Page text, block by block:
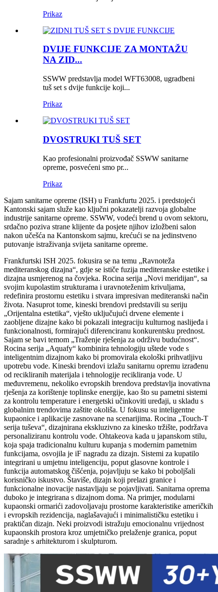
Prikaz
DVIJE FUNKCIJE ZA MONTAŽU
NA ZID...
SSWW predstavlja model WFT63008, ugradbeni
tuš set s dvije funkcije koji...
Prikaz
DVOSTRUKI TUŠ SET
Kao profesionalni proizvođač SSWW sanitarne
opreme, posvećeni smo pr...
Prikaz
Sajam sanitarne opreme (ISH) u Frankfurtu 2025. i predstojeći
Kantonski sajam služe kao ključni pokazatelji razvoja globalne
industrije sanitarne opreme. SSWW, vodeći brend u ovom sektoru,
srdačno poziva strane klijente da posjete njihov izložbeni salon
nakon učešća na Kantonskom sajmu, krećući se na jedinstveno
putovanje istraživanja svijeta sanitarne opreme.
Frankfurtski ISH 2025. fokusira se na temu „Ravnoteža
mediteranskog dizajna“, gdje se ističe fuzija mediteranske estetike i
dizajna usmjerenog na čovjeka. Rocina serija „Novi meridijan“, sa
svojim kupolastim strukturama i uravnoteženim krivuljama,
redefinira prostornu estetiku i stvara impresivan mediteranski način
života. Nasuprot tome, kineski brendovi predstavili su seriju
„Orijentalna estetika“, vješto uključujući drvene elemente i
zaobljene dizajne kako bi pokazali integraciju kulturnog naslijeđa i
funkcionalnosti, formirajući diferenciranu konkurentsku prednost.
Sajam se bavi temom „Traženje rješenja za održivu budućnost“.
Rocina serija „Aquafy“ kombinira tehnologiju uštede vode s
inteligentnim dizajnom kako bi promovirala ekološki prihvatljivu
upotrebu vode. Kineski brendovi izlažu sanitarnu opremu izrađenu
od recikliranih materijala i tehnologije recikliranja vode. U
međuvremenu, nekoliko evropskih brendova predstavlja inovativna
rješenja za korištenje toplinske energije, kao što su pametni sistemi
za kontrolu temperature i energetski učinkoviti uređaji, u skladu s
globalnim trendovima zaštite okoliša. U fokusu su inteligentne
kupaonice i aplikacije zasnovane na scenarijima. Rocina „Touch-T
serija tuševa“, dizajnirana ekskluzivno za kinesko tržište, podržava
personaliziranu kontrolu vode. Ohtakeova kada u japanskom stilu,
koja spaja tradicionalnu kulturu kupanja s modernim pametnim
funkcijama, osvojila je iF nagradu za dizajn. Sistemi za kupatilo
integrirani u umjetnu inteligenciju, poput glasovne kontrole i
funkcija automatskog čišćenja, pojavljuju se kako bi poboljšali
korisničko iskustvo. Štaviše, dizajn koji prelazi granice i
funkcionalne inovacije nastavljaju se pojavljivati. Sanitarna oprema
duboko je integrirana s dizajnom doma. Na primjer, modularni
kupaonski ormarići zadovoljavaju prostorne karakteristike američkih
i evropskih rezidencija, naglašavajući i minimalističku estetiku i
praktičan dizajn. Neki proizvodi istražuju emocionalnu vrijednost
kupaonskih prostora kroz umjetničko prelaženje granica, poput
saradnje s arhitekturom i skulpturom.